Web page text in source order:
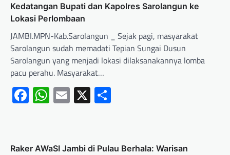
Kedatangan Bupati dan Kapolres Sarolangun ke
Lokasi Perlombaan
JAMBI.MPN-Kab.Sarolangun _ Sejak pagi, masyarakat
Sarolangun sudah memadati Tepian Sungai Dusun
Sarolangun yang menjadi lokasi dilaksanakannya lomba
pacu perahu. Masyarakat…
Facebook
WhatsApp
Email
X
Raker AWaSI Jambi di Pulau Berhala: Warisan